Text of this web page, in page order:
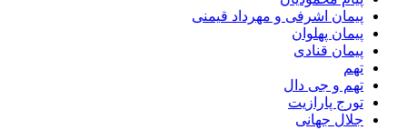
پیمان اشرفی و مهرداد قیمنی
پیمان پهلوان
پیمان قنادی
تهم
تهم و جی دال
تورج پارازیت
جلال جهانی